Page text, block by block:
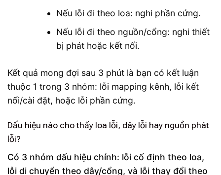
Nếu lỗi đi theo loa: nghi phần cứng.
Nếu lỗi đi theo nguồn/cổng: nghi thiết
bị phát hoặc kết nối.
Kết quả mong đợi sau 3 phút là bạn có kết luận
thuộc 1 trong 3 nhóm: lỗi mapping kênh, lỗi kết
nối/cài đặt, hoặc lỗi phần cứng.
Dấu hiệu nào cho thấy loa lỗi, dây lỗi hay nguồn phát
lỗi?
Có 3 nhóm dấu hiệu chính: lỗi cố định theo loa,
lỗi di chuyển theo dây/cổng, và lỗi thay đổi theo